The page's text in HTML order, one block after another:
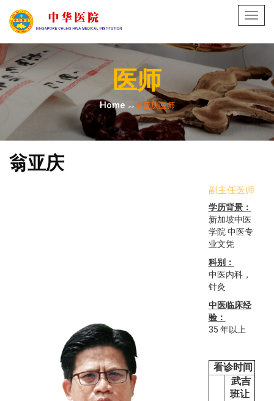
医师
Home >> 翁亚庆医师
翁亚庆
副主任医师
学历背景：
新加坡中医
学院 中医专
业文凭
科别：
中医内科，
针灸
中医临床经
验：
35 年以上
看诊时间
武吉
班让